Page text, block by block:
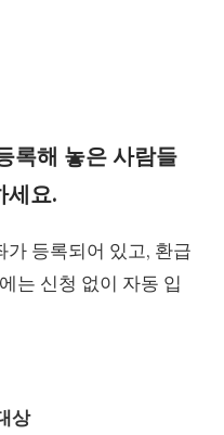
록해 놓은 사람들
세요.
등록되어 있고, 환급
는 신청 없이 자동 입
상